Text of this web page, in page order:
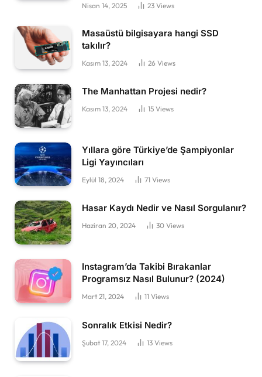
Nisan 14, 2025 23 Views
Masaüstü bilgisayara hangi SSD
takılır?
Kasım 13, 2024 26 Views
The Manhattan Projesi nedir?
Kasım 13, 2024 15 Views
Yıllara göre Türkiye’de Şampiyonlar
Ligi Yayıncıları
Eylül 18, 2024 71 Views
Hasar Kaydı Nedir ve Nasıl Sorgulanır?
Haziran 20, 2024 30 Views
Instagram’da Takibi Bırakanlar
Programsız Nasıl Bulunur? (2024)
Mart 21, 2024 11 Views
Sonralık Etkisi Nedir?
Şubat 17, 2024 13 Views